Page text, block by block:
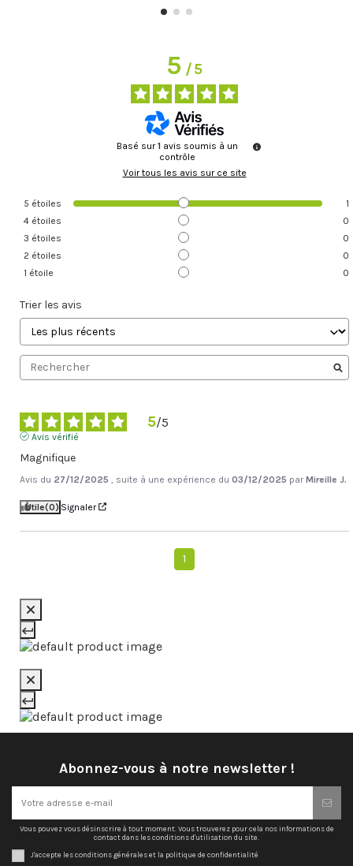
5/5
Basé sur1 avis soumis à un
contrôle
Voir tous les avis sur ce site
5 étoiles
1
4 étoiles
0
3 étoiles
0
2 étoiles
0
1 étoile 0
Trier les avis
5/5
Avis vérifié
Magnifique
Avis du 27/12/2025 , suite à une expérience du 03/12/2025 par Mireille J.
Utile(0) Signaler
1
Abonnez-vous à notre newsletter !
Vous pouvez vous désinscrire à tout moment. Vous trouverez pour cela nos informations de
contact dans les conditions d'utilisation du site.
J'accepte les conditions générales et la politique de confidentialité